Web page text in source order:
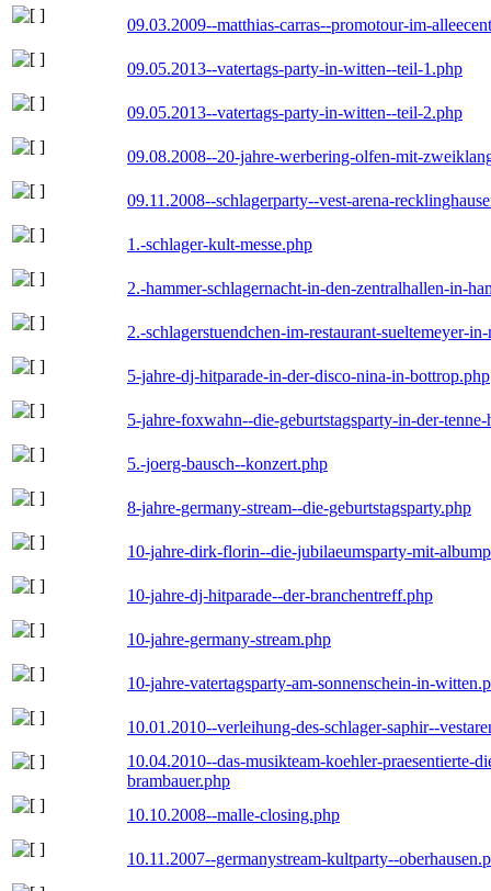
09.03.2009--matthias-carras--promotour-im-
09.05.2013--vatertags-party-in-witten--teil-1.php
09.05.2013--vatertags-party-in-witten--teil-2.php
09.08.2008--20-jahre-werbering-olfen-mit-
09.11.2008--schlagerparty--vest-arena-
1.-schlager-kult-messe.php
2.-hammer-schlagernacht-in-den-zentralhallen-in-
2.-schlagerstuendchen-im-restaurant-sueltemeyer-
5-jahre-dj-hitparade-in-der-disco-nina-in-bottrop.php
5-jahre-foxwahn--die-geburtstagsparty-in-der-tenne-
5.-joerg-bausch--konzert.php
8-jahre-germany-stream--die-geburtstagsparty.php
10-jahre-dirk-florin--die-jubilaeumsparty-mit-
10-jahre-dj-hitparade--der-branchentreff.php
10-jahre-germany-stream.php
10-jahre-vatertagsparty-am-sonnenschein-in-
10.01.2010--verleihung-des-schlager-saphir--
10.04.2010--das-musikteam-koehler-praesentierte-
brambauer.php
10.10.2008--malle-closing.php
10.11.2007--germanystream-kultparty--